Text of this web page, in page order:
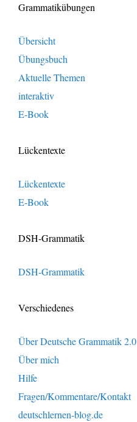
Grammatikübungen
Übersicht
Übungsbuch
Aktuelle Themen
interaktiv
E-Book
Lückentexte
Lückentexte
E-Book
DSH-Grammatik
DSH-Grammatik
Verschiedenes
Über Deutsche Grammatik 2.0
Über mich
Hilfe
Fragen/Kommentare/Kontakt
deutschlernen-blog.de